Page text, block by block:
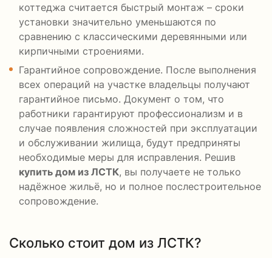
коттеджа считается быстрый монтаж – сроки
установки значительно уменьшаются по
сравнению с классическими деревянными или
кирпичными строениями.
Гарантийное сопровождение. После выполнения
всех операций на участке владельцы получают
гарантийное письмо. Документ о том, что
работники гарантируют профессионализм и в
случае появления сложностей при эксплуатации
и обслуживании жилища, будут предприняты
необходимые меры для исправления. Решив
купить дом из ЛСТК, вы получаете не только
надёжное жильё, но и полное послестроительное
сопровождение.
Сколько стоит дом из ЛСТК?